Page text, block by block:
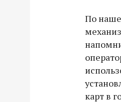
По
карт в